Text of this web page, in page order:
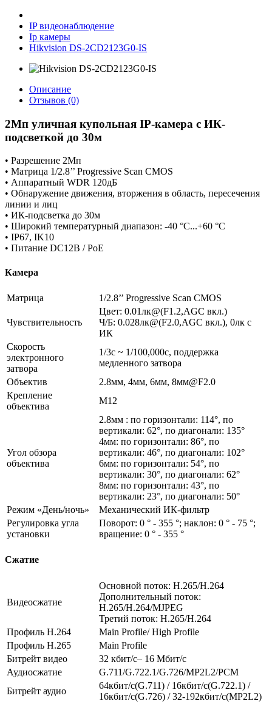
IP видеонаблюдение
Ip камеры
Hikvision DS-2CD2123G0-IS
Описание
Отзывов (0)
2Мп уличная купольная IP-камера с ИК-
подсветкой до 30м
• Разрешение 2Мп
• Матрица 1/2.8’’ Progressive Scan CMOS
• Аппаратный WDR 120дБ
• Обнаружение движения, вторжения в область, пересечения
линии и лиц
• ИК-подсветка до 30м
• Широкий температурный диапазон: -40 °C...+60 °C
• IP67, IK10
• Питание DC12В / PoE
Камера
Матрица 1/2.8’’ Progressive Scan CMOS
Чувствительность
Цвет: 0.01лк@(F1.2,AGC вкл.)
Ч/Б: 0.028лк@(F2.0,AGC вкл.), 0лк с
ИК
Скорость
электронного
затвора
1/3с ~ 1/100,000с, поддержка
медленного затвора
Объектив
2.8мм, 4мм, 6мм, 8мм@F2.0
Крепление
объектива
M12
Угол обзора
объектива
2.8мм : по горизонтали: 114°, по
вертикали: 62°, по диагонали: 135°
4мм: по горизонтали: 86°, по
вертикали: 46°, по диагонали: 102°
6мм: по горизонтали: 54°, по
вертикали: 30°, по диагонали: 62°
8мм: по горизонтали: 43°, по
вертикали: 23°, по диагонали: 50°
Режим «День/ночь»
Механический ИК-фильтр
Регулировка угла
установки
Поворот: 0 ° - 355 °; наклон: 0 ° - 75 °;
вращение: 0 ° - 355 °
Сжатие
Видеосжатие
Основной поток: H.265/H.264
Дополнительный поток:
H.265/H.264/MJPEG
Третий поток: H.265/H.264
Профиль H.264
Main Profile/ High Profile
Профиль H.265
Main Profile
Битрейт видео
32 кбит/с– 16 Мбит/с
Аудиосжатие
G.711/G.722.1/G.726/MP2L2/PCM
Битрейт аудио
64кбит/с(G.711) / 16кбит/с(G.722.1) /
16кбит/с(G.726) / 32-192кбит/с(MP2L2)